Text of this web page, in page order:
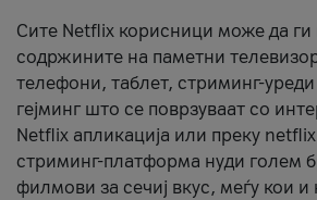
Сите Netflix корисници може да ги
содржините на паметни
телефони, таблет, стриминг-
гејминг што се поврзуваат со
Netflix апликација или преку
стриминг-платформа нуди голем
филмови за сечиј вкус, меѓу кои и